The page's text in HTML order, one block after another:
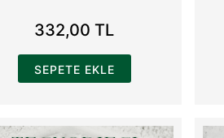
332,00 TL
SEPETE EKLE